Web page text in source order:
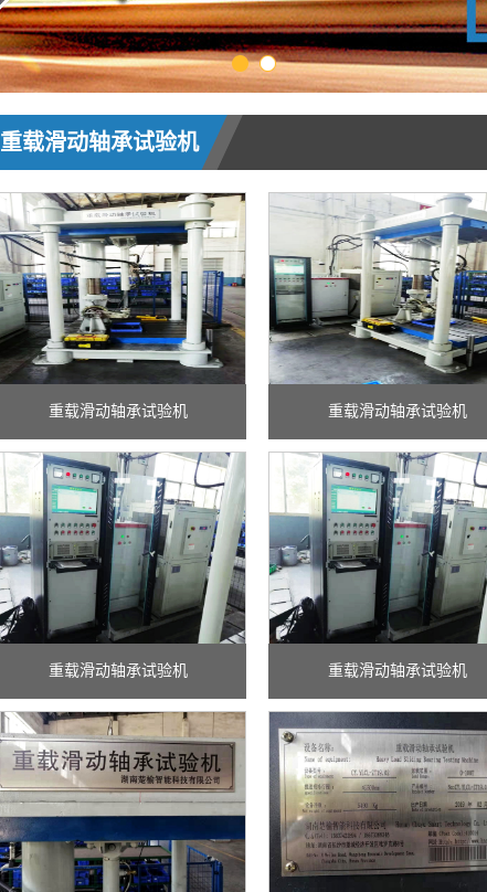
重载滑动轴承试验机
重载滑动轴承试验机 重载滑动轴承试验机
重载滑动轴承试验机 重载滑动轴承试验机